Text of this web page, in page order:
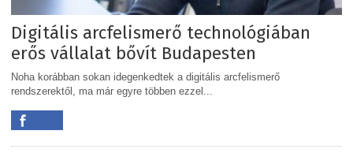
Digitális arcfelismerő technológiában
erős vállalat bővít Budapesten
Noha korábban sokan idegenkedtek a digitális arcfelismerő
rendszerektől, ma már egyre többen ezzel...